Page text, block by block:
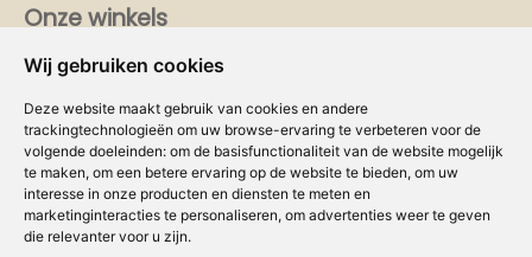
Wij gebruiken cookies
Deze website maakt gebruik van cookies en andere
trackingtechnologieën om uw browse-ervaring te verbeteren voor de
volgende doeleinden: om de basisfunctionaliteit van de website mogelijk
te maken, om een betere ervaring op de website te bieden, om uw
interesse in onze producten en diensten te meten en
marketinginteracties te personaliseren, om advertenties weer te geven
die relevanter voor u zijn.
Onze winkels
Vind hier deCozy-Homes winkel bij jou in de buurt!
Intranet
Dealer worden?
Volg ons